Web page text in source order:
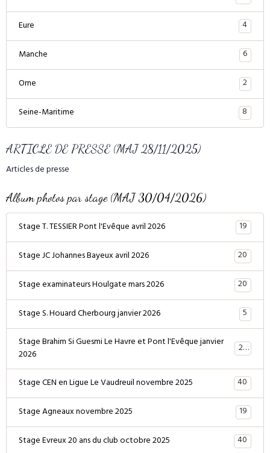
Eure
4
Manche
6
Orne
2
Seine-Maritime
8
ARTICLE DE PRESSE (MAJ 28/11/2025)
Articles de presse
Album photos par stage (MAJ 30/04/2026)
Stage T. TESSIER Pont l'Evêque avril 2026
19
Stage JC Johannes Bayeux avril 2026
20
Stage examinateurs Houlgate mars 2026
20
Stage S. Houard Cherbourg janvier 2026
5
Stage Brahim Si Guesmi Le Havre et Pont l'Evêque janvier
2026 28
Stage CEN en Ligue Le Vaudreuil novembre 2025
40
Stage Agneaux novembre 2025
19
Stage Evreux 20 ans du club octobre 2025
40